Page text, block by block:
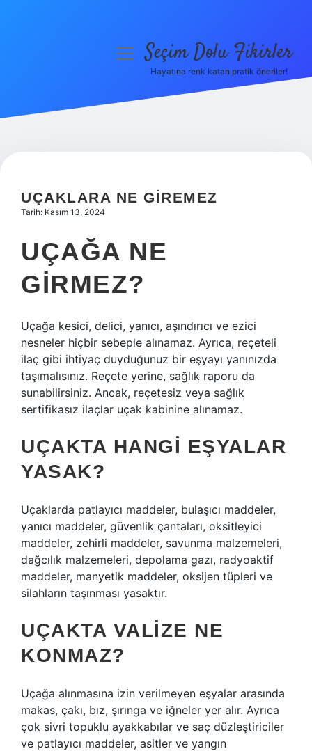
Hakkımızda
menüyüSeçim Dolu Fikirler
Hayatına renk katan pratik öneriler!
UÇAKLARA NE GIREMEZ
Tarih: Kasım 13, 2024
UÇAĞA NE
GIRMEZ?
Uçağa kesici, delici, yanıcı, aşındırıcı ve ezici
nesneler hiçbir sebeple alınamaz. Ayrıca, reçeteli
ilaç gibi ihtiyaç duyduğunuz bir eşyayı yanınızda
taşımalısınız. Reçete yerine, sağlık raporu da
sunabilirsiniz. Ancak, reçetesiz veya sağlık
sertifikasız ilaçlar uçak kabinine alınamaz.
UÇAKTA HANGI EŞYALAR
YASAK?
Uçaklarda patlayıcı maddeler, bulaşıcı maddeler,
yanıcı maddeler, güvenlik çantaları, oksitleyici
maddeler, zehirli maddeler, savunma malzemeleri,
dağcılık malzemeleri, depolama gazı, radyoaktif
maddeler, manyetik maddeler, oksijen tüpleri ve
silahların taşınması yasaktır.
UÇAKTA VALIZE NE
KONMAZ?
Uçağa alınmasına izin verilmeyen eşyalar arasında
makas, çakı, bız, şırınga ve iğneler yer alır. Ayrıca
çok sivri topuklu ayakkabılar ve saç düzleştiriciler
ve patlayıcı maddeler, asitler ve yangın